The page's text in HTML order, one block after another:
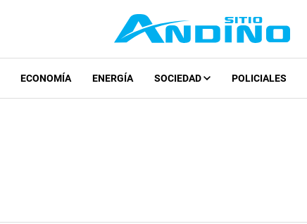
ECONOMÍA ENERGÍA SOCIEDAD POLICIALES